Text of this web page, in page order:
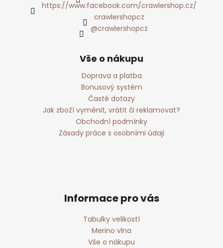
https://www.facebook.com/crawlershop.cz/
crawlershopcz
@crawlershopcz
Vše o nákupu
Doprava a platba
Bonusový systém
Časté dotazy
Jak zboží vyměnit, vrátit či reklamovat?
Obchodní podmínky
Zásady práce s osobními údaji
Informace pro vás
Tabulky velikostí
Merino vlna
Vše o nákupu